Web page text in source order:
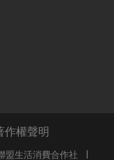
作權聲明
盟生活消費合作社 |